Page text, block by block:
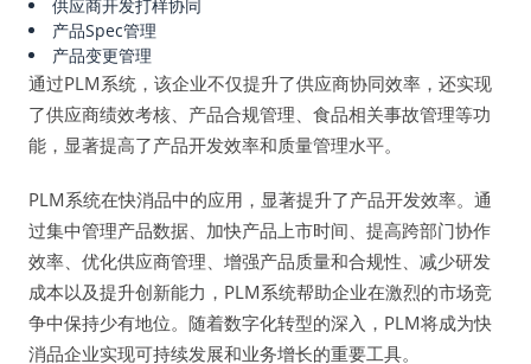
供应商开发打样协同
产品Spec管理
产品变更管理
通过PLM系统，该企业不仅提升了供应商协同效率，还实现
了供应商绩效考核、产品合规管理、食品相关事故管理等功
能，显著提高了产品开发效率和质量管理水平。
PLM系统在快消品中的应用，显著提升了产品开发效率。通
过集中管理产品数据、加快产品上市时间、提高跨部门协作
效率、优化供应商管理、增强产品质量和合规性、减少研发
成本以及提升创新能力，PLM系统帮助企业在激烈的市场竞
争中保持少有地位。随着数字化转型的深入，PLM将成为快
消品企业实现可持续发展和业务增长的重要工具。